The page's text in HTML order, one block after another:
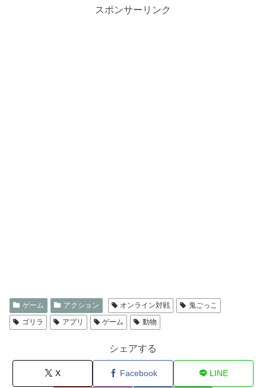
スポンサーリンク
ゲーム アクション オンライン対戦
鬼ごっこ
ゴリラ
アプリ ゲーム 動物
シェアする
X Facebook LINE